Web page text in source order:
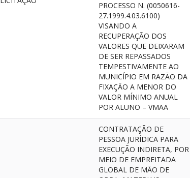
PROCESSO N. (0050616-
27.1999.4.03.6100)
VISANDO A
RECUPERAÇÃO DOS
VALORES QUE DEIXARAM
DE SER REPASSADOS
TEMPESTIVAMENTE AO
MUNICÍPIO EM RAZÃO DA
FIXAÇÃO A MENOR DO
VALOR MÍNIMO ANUAL
POR ALUNO – VMAA
CONTRATAÇÃO DE
PESSOA JURÍDICA PARA
EXECUÇÃO INDIRETA, POR
MEIO DE EMPREITADA
GLOBAL DE MÃO DE